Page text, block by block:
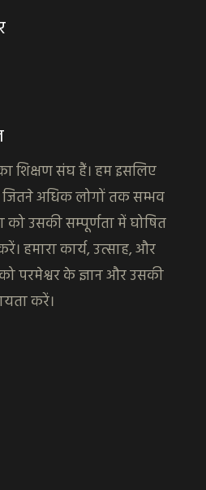
शिक्षण संघ हैं। हम इसलिए
जितने अधिक लोगों तक सम्भव
को उसकी सम्पूर्णता में घोषित
हमारा कार्य, उत्साह, और
परमेश्वर के ज्ञान और उसकी
करें।